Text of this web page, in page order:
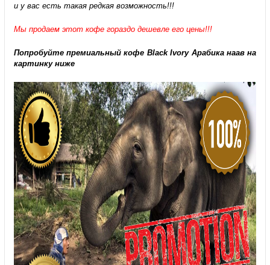
и у вас есть такая редкая возможность!!!
Мы продаем этот кофе гораздо дешевле его цены!!!
Попробуйте премиальный кофе Black Ivory Арабика наав на
картинку ниже